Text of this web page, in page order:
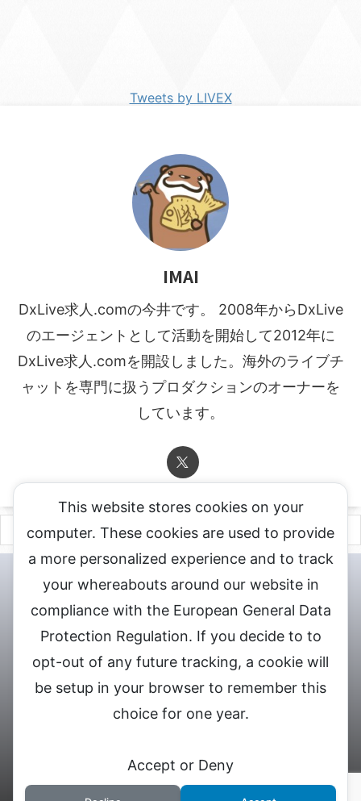
Tweets by LIVEX
IMAI
DxLive求人.comの今井です。 2008年からDxLive
のエージェントとして活動を開始して2012年に
DxLive求人.comを開設しました。海外のライブチ
ャットを専門に扱うプロダクションのオーナーを
しています。
チャットレディ登録申込 DXLIVE求人.comへお問合せ
DXLIVE 退
会・解約・移籍の申請
式サイト
DXLIVEのチャットレディ求人情報サイト
This website stores cookies on your
computer. These cookies are used to provide
a more personalized experience and to track
your whereabouts around our website in
compliance with the European General Data
Protection Regulation. If you decide to to
opt-out of any future tracking, a cookie will
be setup in your browser to remember this
choice for one year.
Accept or Deny